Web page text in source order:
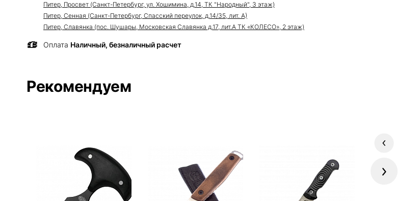
Питер, Просвет (Санкт-Петербург, ул. Хошимина, д.14, ТК "Народный", 3 этаж)
Питер, Сенная (Санкт-Петербург, Спасский переулок, д.14/35, лит. А)
Питер, Славянка (пос. Шушары, Московская Славянка д.17, лит.А ТК «КОЛЕСО», 2 этаж)
Оплата Наличный, безналичный расчет
Рекомендуем
Previous
Next